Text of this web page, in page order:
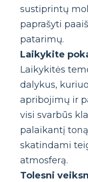
sustiprintų
paprašyti
patarimų.
Laikykite
Laikykitės
dalykus,
apribojimų ir
visi svarbūs
palaikantį
skatindami
atmosferą.
Tolesni